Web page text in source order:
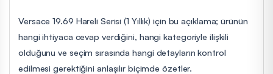
Versace 19.69 Hareli Serisi (1 Yıllık) için bu açıklama; ürünün
hangi ihtiyaca cevap verdiğini, hangi kategoriyle ilişkili
olduğunu ve seçim sırasında hangi detayların kontrol
edilmesi gerektiğini anlaşılır biçimde özetler.